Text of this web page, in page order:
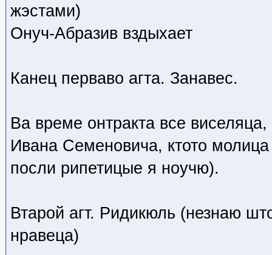
жэстами)
Онуч-Абразив вздыхает
Канец перваво агта. Занавес.
Ва време онтракта все
Ивана Семеновича, ктото
посли рипетицые я ноучю).
Втарой агт. Ридикюль (незнаю
нравеца)